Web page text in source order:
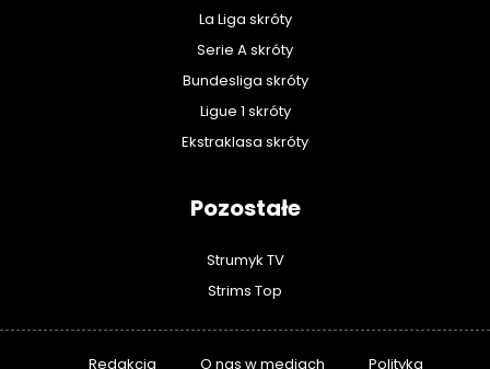
La Liga skróty
Serie A skróty
Bundesliga skróty
Ligue 1 skróty
Ekstraklasa skróty
Pozostałe
Strumyk TV
Strims Top
Redakcja O nas w mediach Polityka